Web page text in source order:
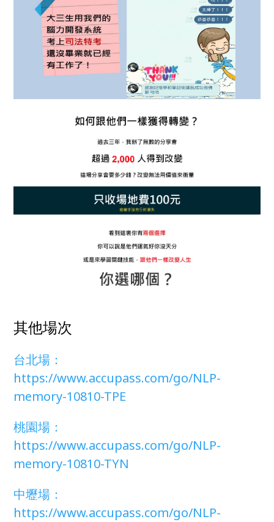
其他場次
台北場：
https://www.accupass.com/go/NLP-
memory-10810-TPE
桃園場：
https://www.accupass.com/go/NLP-
memory-10810-TYN
中壢場：
https://www.accupass.com/go/NLP-